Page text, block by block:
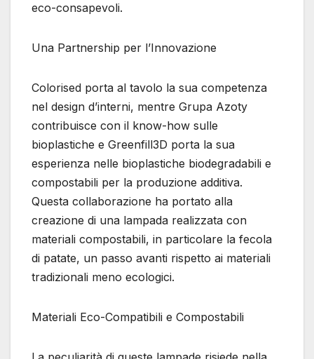
eco-consapevoli.
Una Partnership per l’Innovazione
Colorised porta al tavolo la sua competenza
nel design d’interni, mentre Grupa Azoty
contribuisce con il know-how sulle
bioplastiche e Greenfill3D porta la sua
esperienza nelle bioplastiche biodegradabili e
compostabili per la produzione additiva.
Questa collaborazione ha portato alla
creazione di una lampada realizzata con
materiali compostabili, in particolare la fecola
di patate, un passo avanti rispetto ai materiali
tradizionali meno ecologici.
Materiali Eco-Compatibili e Compostabili